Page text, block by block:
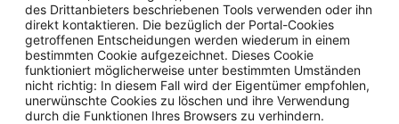
des Drittanbieters beschriebenen Tools verwenden oder ihn
direkt kontaktieren. Die bezüglich der Portal-Cookies
getroffenen Entscheidungen werden wiederum in einem
bestimmten Cookie aufgezeichnet. Dieses Cookie
funktioniert möglicherweise unter bestimmten Umständen
nicht richtig: In diesem Fall wird der Eigentümer empfohlen,
unerwünschte Cookies zu löschen und ihre Verwendung
durch die Funktionen Ihres Browsers zu verhindern.